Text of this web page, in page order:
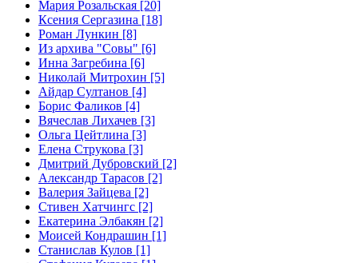
Мария Розальская [20]
Ксения Сергазина [18]
Роман Лункин [8]
Из архива "Совы" [6]
Инна Загребина [6]
Николай Митрохин [5]
Айдар Султанов [4]
Борис Фаликов [4]
Вячеслав Лихачев [3]
Ольга Цейтлина [3]
Елена Струкова [3]
Дмитрий Дубровский [2]
Александр Тарасов [2]
Валерия Зайцева [2]
Стивен Хатчингс [2]
Екатерина Элбакян [2]
Моисей Кондрашин [1]
Станислав Кулов [1]